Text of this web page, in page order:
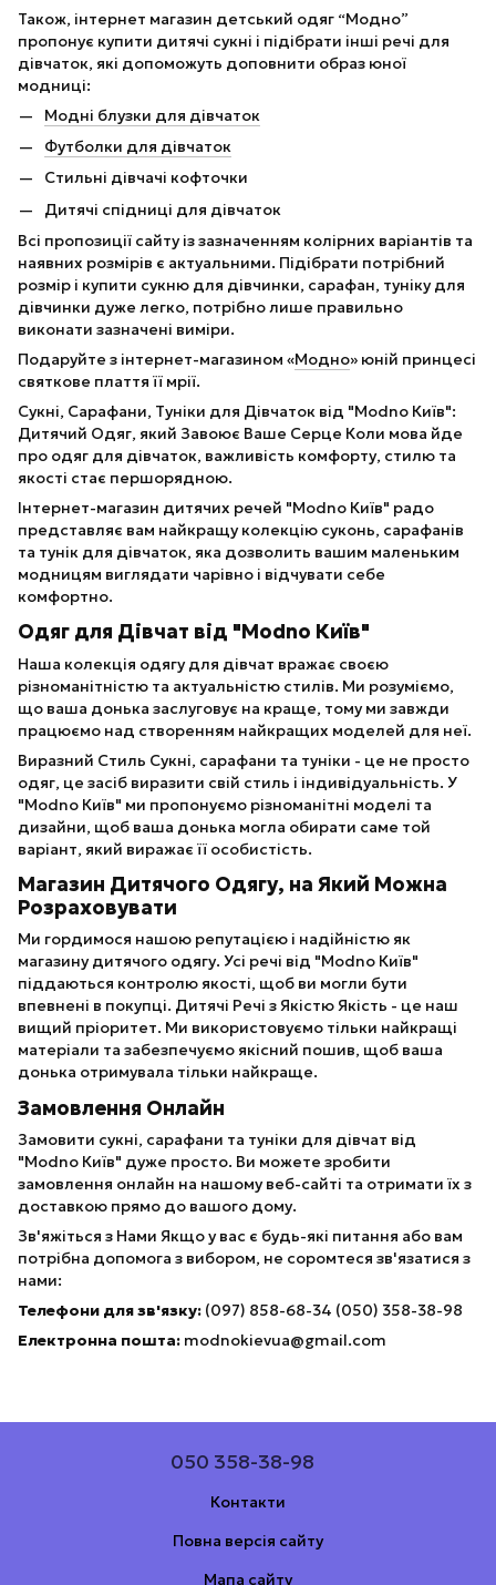
Також, інтернет магазин детський одяг “Модно”
пропонує купити дитячі сукні і підібрати інші речі для
дівчаток, які допоможуть доповнити образ юної
модниці:
Модні блузки для дівчаток
Футболки для дівчаток
Стильні дівчачі кофточки
Дитячі спідниці для дівчаток
Всі пропозиції сайту із зазначенням колірних варіантів та
наявних розмірів є актуальними. Підібрати потрібний
розмір і купити сукню для дівчинки, сарафан, туніку для
дівчинки дуже легко, потрібно лише правильно
виконати зазначені виміри.
Подаруйте з інтернет-магазином «Модно» юній принцесі
святкове плаття її мрії.
Сукні, Сарафани, Туніки для Дівчаток від "Modno Київ":
Дитячий Одяг, який Завоює Ваше Серце Коли мова йде
про одяг для дівчаток, важливість комфорту, стилю та
якості стає першорядною.
Інтернет-магазин дитячих речей "Modno Київ" радо
представляє вам найкращу колекцію суконь, сарафанів
та тунік для дівчаток, яка дозволить вашим маленьким
модницям виглядати чарівно і відчувати себе
комфортно.
Одяг для Дівчат від "Modno Київ"
Наша колекція одягу для дівчат вражає своєю
різноманітністю та актуальністю стилів. Ми розуміємо,
що ваша донька заслуговує на краще, тому ми завжди
працюємо над створенням найкращих моделей для неї.
Виразний Стиль Сукні, сарафани та туніки - це не просто
одяг, це засіб виразити свій стиль і індивідуальність. У
"Modno Київ" ми пропонуємо різноманітні моделі та
дизайни, щоб ваша донька могла обирати саме той
варіант, який виражає її особистість.
Магазин Дитячого Одягу, на Який Можна
Розраховувати
Ми гордимося нашою репутацією і надійністю як
магазину дитячого одягу. Усі речі від "Modno Київ"
піддаються контролю якості, щоб ви могли бути
впевнені в покупці. Дитячі Речі з Якістю Якість - це наш
вищий пріоритет. Ми використовуємо тільки найкращі
матеріали та забезпечуємо якісний пошив, щоб ваша
донька отримувала тільки найкраще.
Замовлення Онлайн
Замовити сукні, сарафани та туніки для дівчат від
"Modno Київ" дуже просто. Ви можете зробити
замовлення онлайн на нашому веб-сайті та отримати їх з
доставкою прямо до вашого дому.
Зв'яжіться з Нами Якщо у вас є будь-які питання або вам
потрібна допомога з вибором, не соромтеся зв'язатися з
нами:
Телефони для зв'язку: (097) 858-68-34 (050) 358-38-98
Електронна пошта: modnokievua@gmail.com
050 358-38-98
Контакти
Повна версія сайту
Мапа сайту